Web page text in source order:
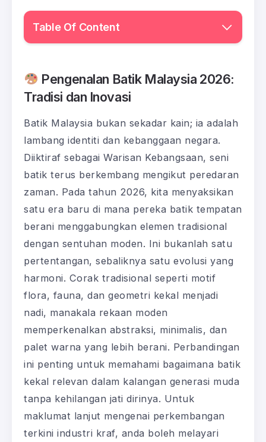
Table Of Content
Pengenalan Batik Malaysia 2026:
Tradisi dan Inovasi
Batik Malaysia bukan sekadar kain; ia adalah
lambang identiti dan kebanggaan negara.
Diiktiraf sebagai Warisan Kebangsaan, seni
batik terus berkembang mengikut peredaran
zaman. Pada tahun 2026, kita menyaksikan
satu era baru di mana pereka batik tempatan
berani menggabungkan elemen tradisional
dengan sentuhan moden. Ini bukanlah satu
pertentangan, sebaliknya satu evolusi yang
harmoni. Corak tradisional seperti motif
flora, fauna, dan geometri kekal menjadi
nadi, manakala rekaan moden
memperkenalkan abstraksi, minimalis, dan
palet warna yang lebih berani. Perbandingan
ini penting untuk memahami bagaimana batik
kekal relevan dalam kalangan generasi muda
tanpa kehilangan jati dirinya. Untuk
maklumat lanjut mengenai perkembangan
terkini industri kraf, anda boleh melayari